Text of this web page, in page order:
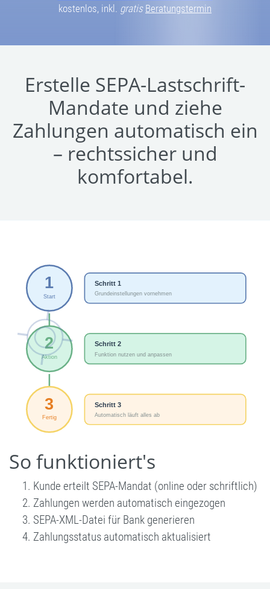
kostenlos, inkl. gratis Beratungstermin
Erstelle SEPA-Lastschrift-
Mandate und ziehe
Zahlungen automatisch ein
– rechtssicher und
komfortabel.
So funktioniert's
Kunde erteilt SEPA-Mandat (online oder schriftlich)
Zahlungen werden automatisch eingezogen
SEPA-XML-Datei für Bank generieren
Zahlungsstatus automatisch aktualisiert